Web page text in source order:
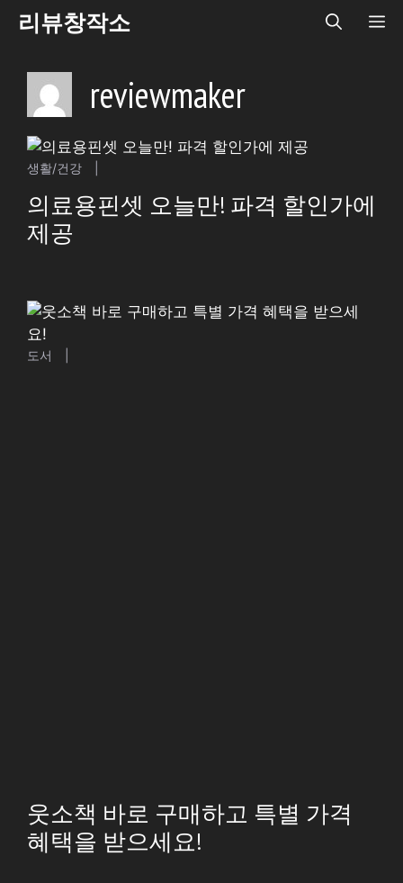
Skip리뷰창작소
reviewmaker
생활/건강
의료용핀셋 오늘만! 파격 할인가에
제공
도서
웃소책 바로 구매하고 특별 가격
혜택을 받으세요!